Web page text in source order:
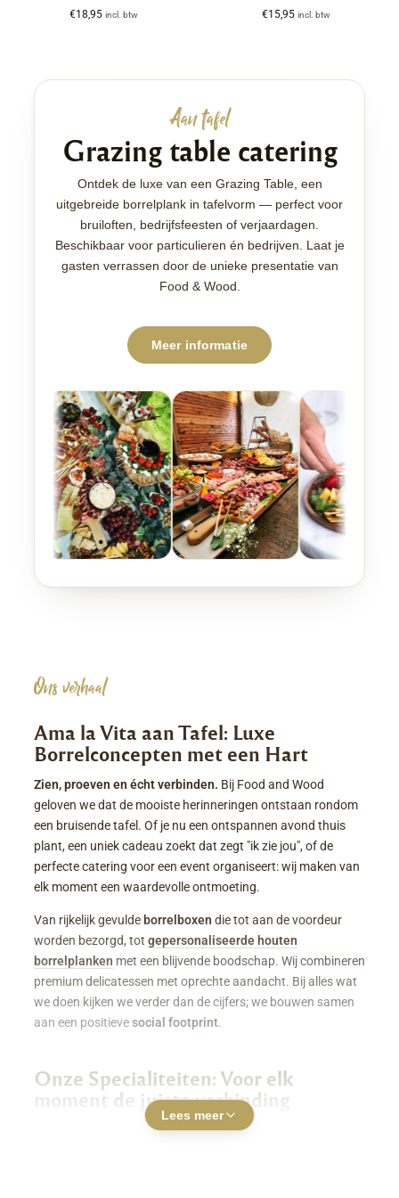
€18,95 incl. btw €15,95 incl. btw
Aan tafel
Grazing table catering
Ontdek de luxe van een Grazing Table, een
uitgebreide borrelplank in tafelvorm — perfect voor
bruiloften, bedrijfsfeesten of verjaardagen.
Beschikbaar voor particulieren én bedrijven. Laat je
gasten verrassen door de unieke presentatie van
Food & Wood.
Meer informatie
Ons verhaal
Ama la Vita aan Tafel: Luxe
Borrelconcepten met een Hart
Zien, proeven en écht verbinden. Bij Food and Wood
geloven we dat de mooiste herinneringen ontstaan rondom
een bruisende tafel. Of je nu een ontspannen avond thuis
plant, een uniek cadeau zoekt dat zegt "ik zie jou", of de
perfecte catering voor een event organiseert: wij maken van
elk moment een waardevolle ontmoeting.
Van rijkelijk gevuldeborrelboxen die tot aan de voordeur
worden bezorgd, tot gepersonaliseerde houten
borrelplanken met een blijvende boodschap. Wij combineren
premium delicatessen met oprechte aandacht. Bij alles wat
we doen kijken we verder dan de cijfers; we bouwen samen
aan een positievesocial footprint.
Onze Specialiteiten: Voor elk
moment de juiste verbinding
Luxe Borrelboxen & Borrelpakketten
Lees meer